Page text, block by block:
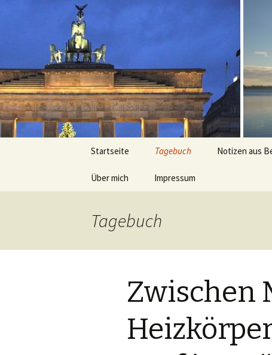
Peter
Zum
springen
Startseite Tagebuch Notizen aus
Über mich
Ausführlich
Impressum
Tagebuch
Zwischen